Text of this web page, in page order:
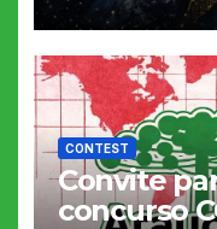
CONTEST
Convite
concurso